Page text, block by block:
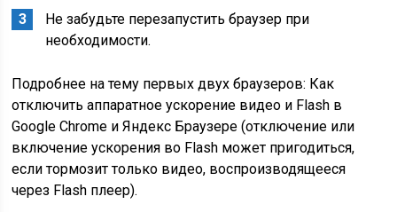
Не забудьте перезапустить браузер при
необходимости.
Подробнее на тему первых двух браузеров: Как
отключить аппаратное ускорение видео и Flash в
Google Chrome и Яндекс Браузере (отключение или
включение ускорения во Flash может пригодиться,
если тормозит только видео, воспроизводящееся
через Flash плеер).